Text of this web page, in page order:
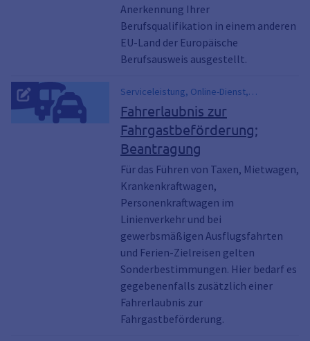
Anerkennung Ihrer
Berufsqualifikation in einem anderen
EU-Land der Europäische
Berufsausweis ausgestellt.
Serviceleistung, Online-Dienst,
Fahrgastbeförderungsschein, FzF,
Personenbeförderung,
Personenbeförderungsschein, P-Schein
Fahrerlaubnis zur
Fahrgastbeförderung;
Beantragung
Für das Führen von Taxen, Mietwagen,
Krankenkraftwagen,
Personenkraftwagen im
Linienverkehr und bei
gewerbsmäßigen Ausflugsfahrten
und Ferien-Zielreisen gelten
Sonderbestimmungen. Hier bedarf es
gegebenenfalls zusätzlich einer
Fahrerlaubnis zur
Fahrgastbeförderung.